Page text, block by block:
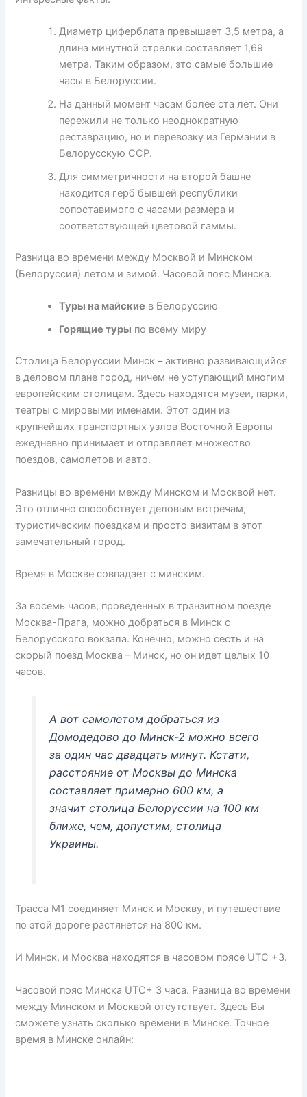
Диаметр циферблата превышает 3,5 метра, а
длина минутной стрелки составляет 1,69
метра. Таким образом, это самые большие
часы в Белоруссии.
На данный момент часам более ста лет. Они
пережили не только неоднократную
реставрацию, но и перевозку из Германии в
Белорусскую ССР.
Для симметричности на второй башне
находится герб бывшей республики
сопоставимого с часами размера и
соответствующей цветовой гаммы.
Разница во времени между Москвой и Минском
(Белоруссия) летом и зимой. Часовой пояс Минска.
Туры на майские в Белоруссию
Горящие туры по всему миру
Столица Белоруссии Минск – активно развивающийся
в деловом плане город, ничем не уступающий многим
европейским столицам. Здесь находятся музеи, парки,
театры с мировыми именами. Этот один из
крупнейших транспортных узлов Восточной Европы
ежедневно принимает и отправляет множество
поездов, самолетов и авто.
Разницы во времени между Минском и Москвой нет.
Это отлично способствует деловым встречам,
туристическим поездкам и просто визитам в этот
замечательный город.
Время в Москве совпадает с минским.
За восемь часов, проведенных в транзитном поезде
Москва-Прага, можно добраться в Минск с
Белорусского вокзала. Конечно, можно сесть и на
скорый поезд Москва – Минск, но он идет целых 10
часов.
А вот самолетом добраться из
Домодедово до Минск-2 можно всего
за один час двадцать минут. Кстати,
расстояние от Москвы до Минска
составляет примерно 600 км, а
значит столица Белоруссии на 100 км
ближе, чем, допустим, столица
Украины.
Трасса М1 соединяет Минск и Москву, и путешествие
по этой дороге растянется на 800 км.
И Минск, и Москва находятся в часовом поясе UTC +3.
Часовой пояс Минска UTC+ 3 часа. Разница во времени
между Минском и Москвой отсутствует. Здесь Вы
сможете узнать сколько времени в Минске. Точное
время в Минске онлайн: